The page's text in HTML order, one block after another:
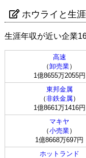
ホウライと生
生涯年収が近い企業
高速
（卸売業）
1億8655万2055円
東邦金属
（非鉄金属）
1億8661万1416円
マキヤ
（小売業）
1億8668万697円
ホットランド